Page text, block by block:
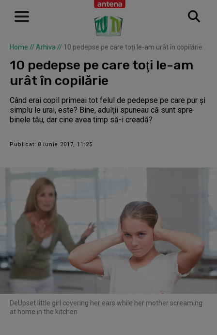
Home // Arhiva // 10 pedepse pe care toţi le-am urât în copilărie
10 pedepse pe care toţi le-am
urât în copilărie
Când erai copil primeai tot felul de pedepse pe care pur şi
simplu le urai, este? Bine, adulţii spuneau că sunt spre
binele tău, dar cine avea timp să-i creadă?
Publicat: 8 iunie 2017, 11:25
DeUpset little girl covering her ears while her mother screaming
at home in the kitchen